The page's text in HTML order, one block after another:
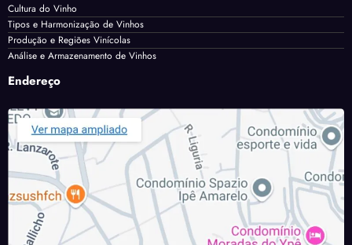
Cultura do Vinho
Tipos e Harmonização de Vinhos
Produção e Regiões Vinícolas
Análise e Armazenamento de Vinhos
Endereço